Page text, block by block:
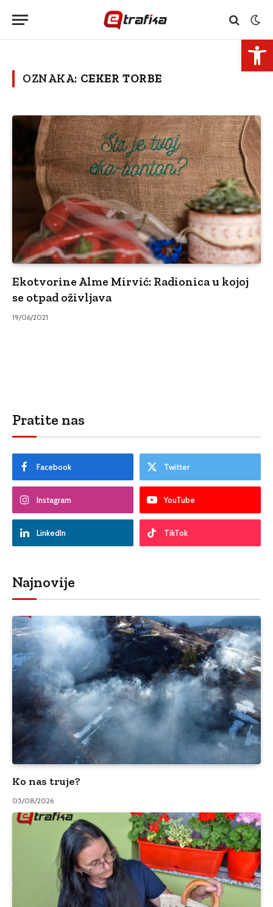
OZNAKA: CEKER TORBE
Ekotvorine Alme Mirvić: Radionica u kojoj
se otpad oživljava
19/06/2021
Pratite nas
Facebook Twitter
Instagram YouTube
LinkedIn TikTok
Najnovije
Ko nas truje?
05/08/2026